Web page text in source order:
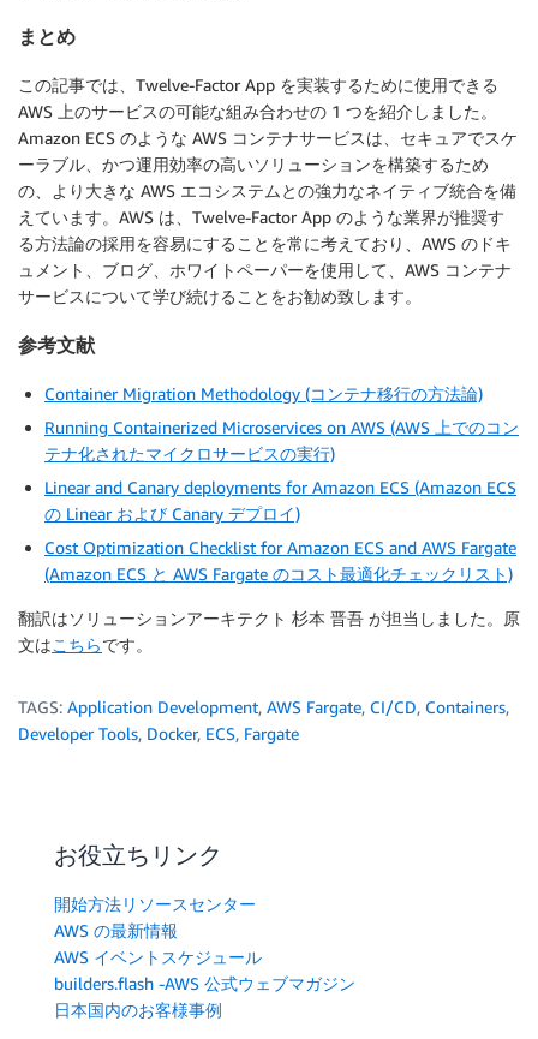
まとめ
この記事では、Twelve-Factor App を実装するために使用できる
AWS 上のサービスの可能な組み合わせの 1 つを紹介しました。
Amazon ECS のような AWS コンテナサービスは、セキュアでスケ
ーラブル、かつ運用効率の高いソリューションを構築するため
の、より大きな AWS エコシステムとの強力なネイティブ統合を備
えています。AWS は、Twelve-Factor App のような業界が推奨す
る方法論の採用を容易にすることを常に考えており、AWS のドキ
ュメント、ブログ、ホワイトペーパーを使用して、AWS コンテナ
サービスについて学び続けることをお勧め致します。
参考文献
Container Migration Methodology (コンテナ移行の方法論)
Running Containerized Microservices on AWS (AWS 上でのコン
テナ化されたマイクロサービスの実行)
Linear and Canary deployments for Amazon ECS (Amazon ECS
の Linear および Canary デプロイ)
Cost Optimization Checklist for Amazon ECS and AWS Fargate
(Amazon ECS と AWS Fargate のコスト最適化チェックリスト)
翻訳はソリューションアーキテクト 杉本 晋吾 が担当しました。原
文はこちらです。
TAGS: Application Development, AWS Fargate, CI/CD, Containers,
Developer Tools, Docker, ECS, Fargate
お役立ちリンク
開始方法リソースセンター
AWS の最新情報
AWS イベントスケジュール
builders.flash -AWS 公式ウェブマガジン
日本国内のお客様事例